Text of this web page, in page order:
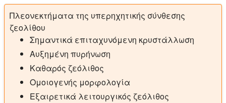
Πλεονεκτήματα της υπερηχητικής σύνθεσης
ζεολίθου
Σημαντικά επιταχυνόμενη κρυστάλλωση
Αυξημένη πυρήνωση
Καθαρός ζεόλιθος
Ομοιογενής μορφολογία
Εξαιρετικά λειτουργικός ζεόλιθος